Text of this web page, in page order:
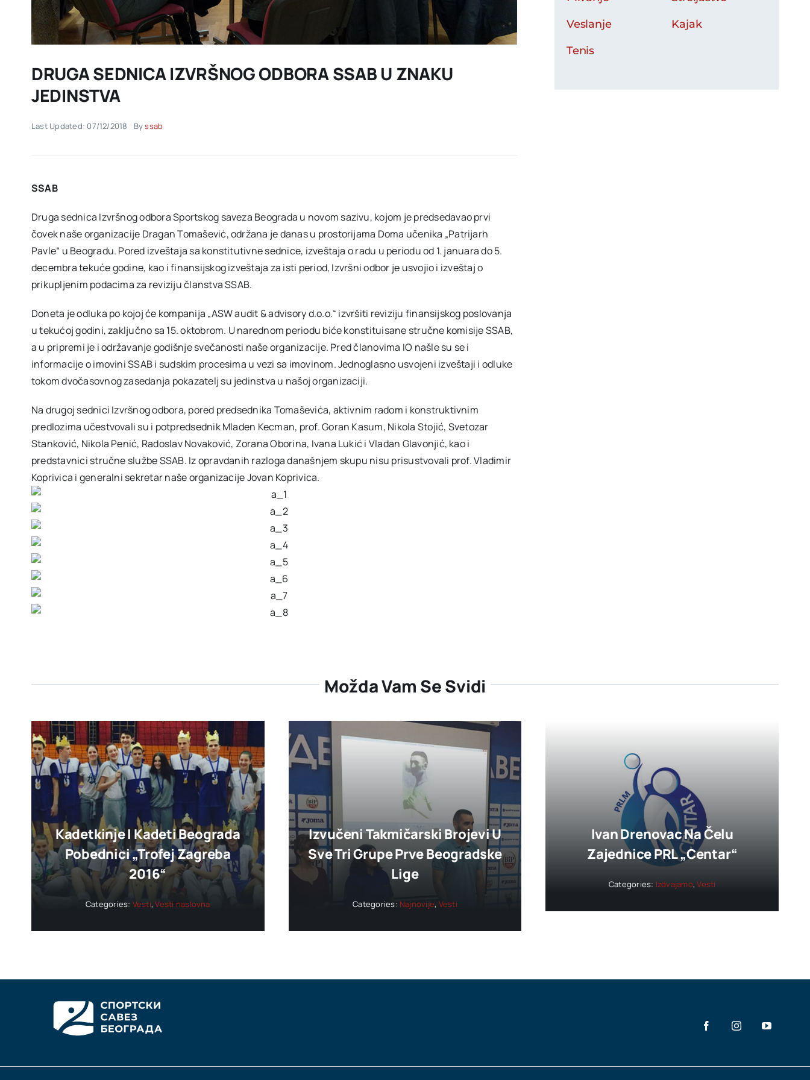
DRUGA SEDNICA IZVRŠNOG ODBORA SSAB U ZNAKU
JEDINSTVA
Last Updated: 07/12/2018 Byssab
SSAB
Druga sednica Izvršnog odbora Sportskog saveza Beograda u novom sazivu, kojom je predsedavao prvi
čovek naše organizacije Dragan Tomašević, održana je danas u prostorijama Doma učenika „Patrijarh
Pavle“ u Beogradu. Pored izveštaja sa konstitutivne sednice, izveštaja o radu u periodu od 1. januara do 5.
decembra tekuće godine, kao i finansijskog izveštaja za isti period, Izvršni odbor je usvojio i izveštaj o
prikupljenim podacima za reviziju članstva SSAB.
Doneta je odluka po kojoj će kompanija „ASW audit & advisory d.o.o.“ izvršiti reviziju finansijskog poslovanja
u tekućoj godini, zaključno sa 15. oktobrom. U narednom periodu biće konstituisane stručne komisije SSAB,
a u pripremi je i održavanje godišnje svečanosti naše organizacije. Pred članovima IO našle su se i
informacije o imovini SSAB i sudskim procesima u vezi sa imovinom. Jednoglasno usvojeni izveštaji i odluke
tokom dvočasovnog zasedanja pokazatelj su jedinstva u našoj organizaciji.
Na drugoj sednici Izvršnog odbora, pored predsednika Tomaševića, aktivnim radom i konstruktivnim
predlozima učestvovali su i potpredsednik Mladen Kecman, prof. Goran Kasum, Nikola Stojić, Svetozar
Stanković, Nikola Penić, Radoslav Novaković, Zorana Oborina, Ivana Lukić i Vladan Glavonjić, kao i
predstavnici stručne službe SSAB. Iz opravdanih razloga današnjem skupu nisu prisustvovali prof. Vladimir
Koprivica i generalni sekretar naše organizacije Jovan Koprivica.
Veslanje
Kajak
Tenis
Možda Vam Se Svidi
Kadetkinje I Kadeti Beograda
Pobednici „trofej Zagreba
2016“
Categories: Vesti,Vesti naslovna
Izvučeni Takmičarski Brojevi U
Sve Tri Grupe Prve Beogradske
Lige
Categories: Najnovije, Vesti
Ivan Drenovac Na Čelu
Zajednice PRL „Centar“
Categories: Izdvajamo,Vesti